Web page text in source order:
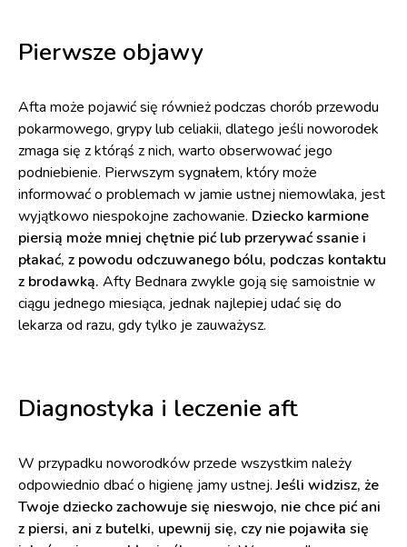
Pierwsze objawy
Afta może pojawić się również podczas chorób przewodu
pokarmowego, grypy lub celiakii, dlatego jeśli noworodek
zmaga się z którąś z nich, warto obserwować jego
podniebienie. Pierwszym sygnałem, który może
informować o problemach w jamie ustnej niemowlaka, jest
wyjątkowo niespokojne zachowanie. Dziecko karmione
piersią może mniej chętnie pić lub przerywać ssanie i
płakać, z powodu odczuwanego bólu, podczas kontaktu
z brodawką. Afty Bednara zwykle goją się samoistnie w
ciągu jednego miesiąca, jednak najlepiej udać się do
lekarza od razu, gdy tylko je zauważysz.
Diagnostyka i leczenie aft
W przypadku noworodków przede wszystkim należy
odpowiednio dbać o higienę jamy ustnej.Jeśli widzisz, że
Twoje dziecko zachowuje się nieswojo, nie chce pić ani
z piersi, ani z butelki, upewnij się, czy nie pojawiła się